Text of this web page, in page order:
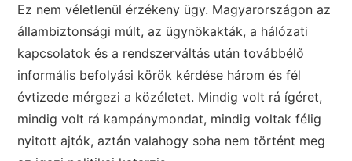
Ez nem véletlenül érzékeny ügy. Magyarországon az
állambiztonsági múlt, az ügynökakták, a hálózati
kapcsolatok és a rendszerváltás után továbbélő
informális befolyási körök kérdése három és fél
évtizede mérgezi a közéletet. Mindig volt rá ígéret,
mindig volt rá kampánymondat, mindig voltak félig
nyitott ajtók, aztán valahogy soha nem történt meg